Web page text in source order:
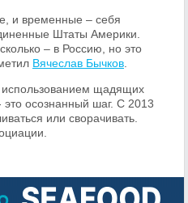
и временные – себя
Штаты Америки.
– в Россию, но это
Вячеслав Бычков
использованием щадящих
осознанный шаг. С 2013
или сворачивать.